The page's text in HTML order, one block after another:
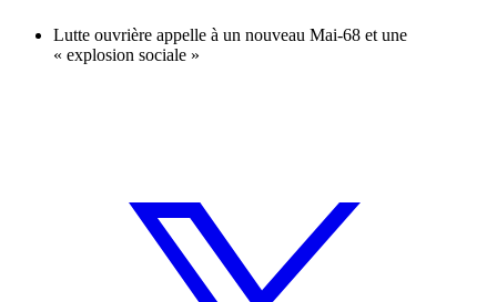
Lutte ouvrière appelle à un nouveau Mai-68 et une
« explosion sociale »